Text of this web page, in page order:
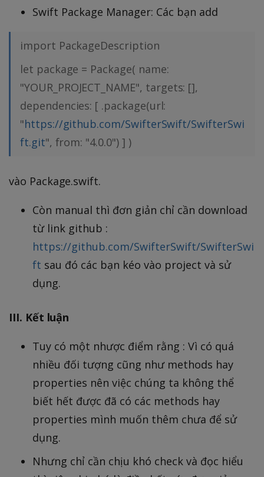
Swift Package Manager: Các bạn add
import PackageDescription
let package = Package( name:
"YOUR_PROJECT_NAME", targets: [],
dependencies: [ .package(url:
"https://github.com/SwifterSwift/SwifterSwi
ft.git", from: "4.0.0") ] )
vào Package.swift.
Còn manual thì đơn giản chỉ cần download
từ link github :
https://github.com/SwifterSwift/SwifterSwi
ft sau đó các bạn kéo vào project và sử
dụng.
III. Kết luận
Tuy có một nhược điểm rằng : Vì có quá
nhiều đối tượng cũng như methods hay
properties nên việc chúng ta không thể
biết hết được đã có các methods hay
properties mình muốn thêm chưa để sử
dụng.
Nhưng chỉ cần chịu khó check và đọc hiểu